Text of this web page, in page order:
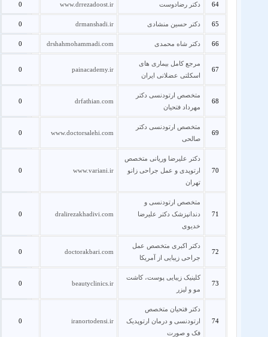
64 دکتر رضادوست www.drrezadoost.ir
0
65 دکتر حسین منشادی drmanshadi.ir
0
66 دکتر شاه محمدی drshahmohammadi.com
0
67
مرجع کامل بیماری های
اسکلتی عضلانی ایران
painacademy.ir
0
68
متخصص ارتودنسی دکتر
مهرداد فتحیان
drfathian.com
0
69
متخصص ارتودنسی دکتر
صالحی
www.doctorsalehi.com
0
70
دکتر علیرضا وریانی متخصص
ارتوپدی و عمل جراحی زانو
تهران
www.variani.ir
0
71
متخصص ارتودنسی و
دندانپزشک دکتر علیرضا
خدیوی
dralirezakhadivi.com
0
72
دکتر اکبری متخصص عمل
جراحی زیبایی از آمریکا
doctorakbari.com
0
73
کلینیک زیبایی پوست، کاشت
مو و لیزر
beautyclinics.ir
0
74
دکتر فتحیان متخصص
ارتودنسی و درمان ارتوپدیک
فک و صورت
iranortodensi.ir
0